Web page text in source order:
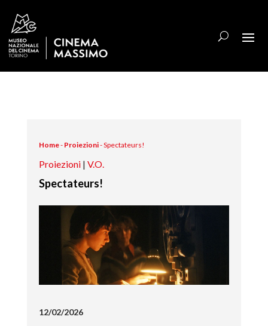
Home- Proiezioni-Spectateurs!
Proiezioni| V.O.
Spectateurs!
12/02/2026